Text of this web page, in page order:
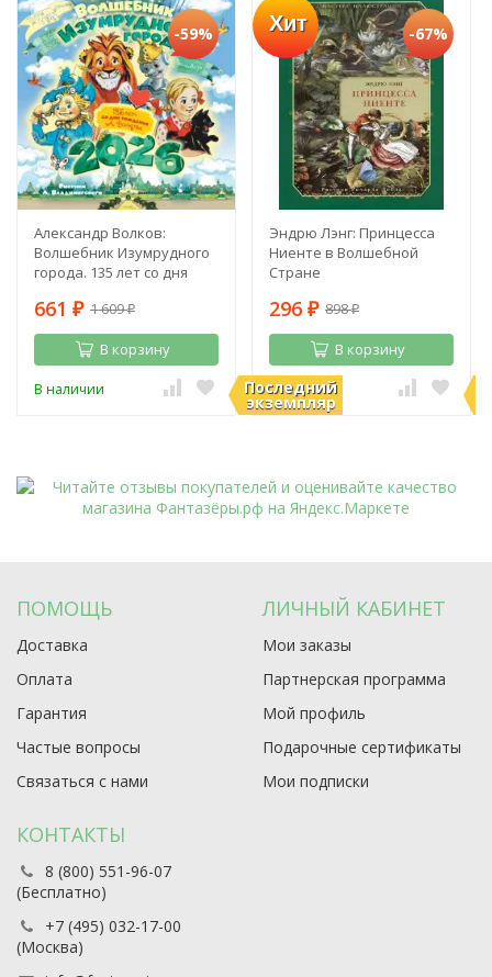
-59%
Александр Волков:
Волшебник Изумрудного
города. 135 лет со дня
661 ₽ 1 609₽
В корзину
В наличии
Хит
Последний
экземпляр
-67%
Эндрю Лэнг: Принцесса
Ниенте в Волшебной
Стране
296 ₽ 898₽
В корзину
В наличии
ПОМОЩЬ
Доставка
Оплата
Гарантия
Частые вопросы
Связаться с нами
ЛИЧНЫЙ КАБИНЕТ
Мои заказы
Партнерская программа
Мой профиль
Подарочные сертификаты
Мои подписки
КОНТАКТЫ
8 (800) 551-96-07
(Бесплатно)
+7 (495) 032-17-00
(Москва)